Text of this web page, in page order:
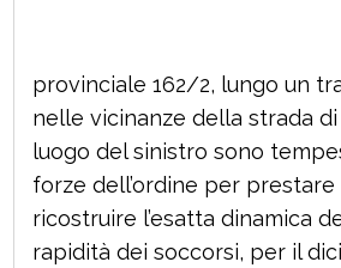
provinciale 162/2, lungo un
nelle vicinanze della strada di
luogo del sinistro sono
forze dell’ordine per
ricostruire l’esatta dinamica
rapidità dei soccorsi, per il